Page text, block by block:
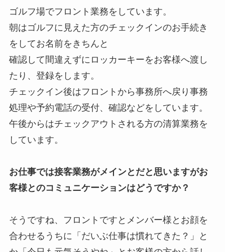
ゴルフ場でフロント業務をしています。
朝はゴルフに見えた方のチェックインのお手続き
をしてお名前をきちんと
確認して間違えずにロッカーキーをお客様へ渡し
たり、登録をします。
チェックイン後はフロントから事務所へ戻り事務
処理や予約電話の受付、確認などをしています。
午後からはチェックアウトされる方の清算業務を
しています。
お仕事では接客業務がメインとだと思いますがお
客様とのコミュニケーションはどうですか？
そうですね、フロントですとメンバー様とお顔を
合わせるうちに「だいぶ仕事は慣れてきた？」と